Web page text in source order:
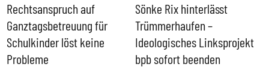
Rechtsanspruch auf
Ganztagsbetreuung für
Schulkinder löst keine
Probleme
Sönke Rix hinterlässt
Trümmerhaufen –
Ideologisches Linksprojekt
bpb sofort beenden